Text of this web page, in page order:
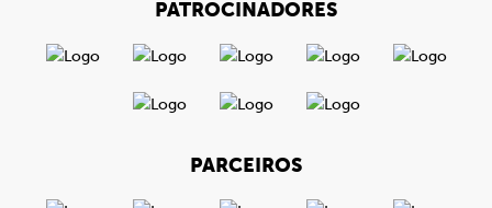
PATROCINADORES
PARCEIROS